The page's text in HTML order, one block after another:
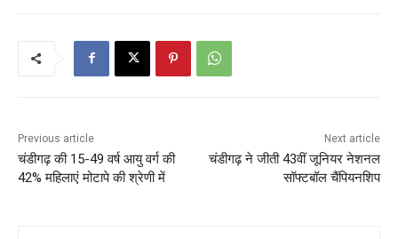
Previous article
चंडीगढ़ की 15-49 वर्ष आयु वर्ग की
42% महिलाएं मोटापे की श्रेणी में
Next article
चंडीगढ़ ने जीती 43वीं जूनियर नेशनल
सॉफ्टबॉल चैंपियनशिप